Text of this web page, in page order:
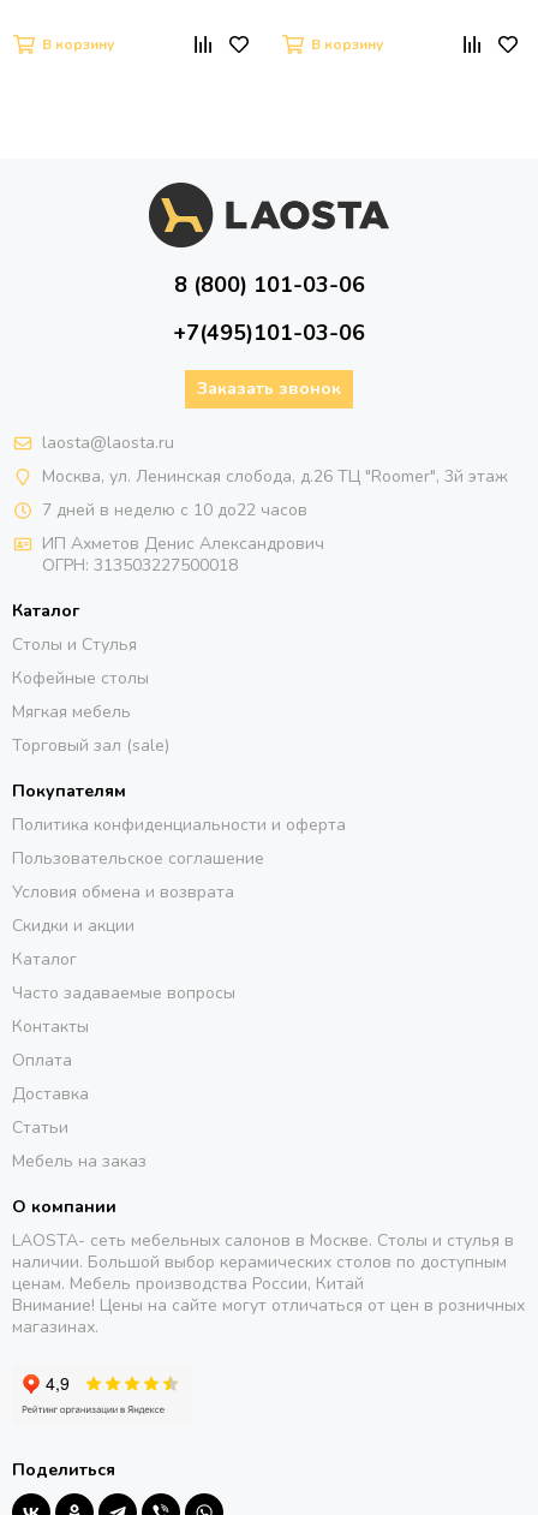
В корзину В корзину
8 (800) 101-03-06
+7(495)101-03-06
Заказать звонок
laosta@laosta.ru
Москва, ул. Ленинская слобода, д.26 ТЦ "Roomer", 3й этаж
7 дней в неделю с 10 до22 часов
ИП Ахметов Денис Александрович
ОГРН: 313503227500018
Каталог
Столы и Стулья
Кофейные столы
Мягкая мебель
Торговый зал (sale)
Покупателям
Политика конфиденциальности и оферта
Пользовательское соглашение
Условия обмена и возврата
Скидки и акции
Каталог
Часто задаваемые вопросы
Контакты
Оплата
Доставка
Статьи
Мебель на заказ
О компании
LAOSTA- сеть мебельных салонов в Москве. Столы и стулья в
наличии. Большой выбор керамических столов по доступным
ценам. Мебель производства России, Китай
Внимание! Цены на сайте могут отличаться от цен в розничных
магазинах.
Поделиться